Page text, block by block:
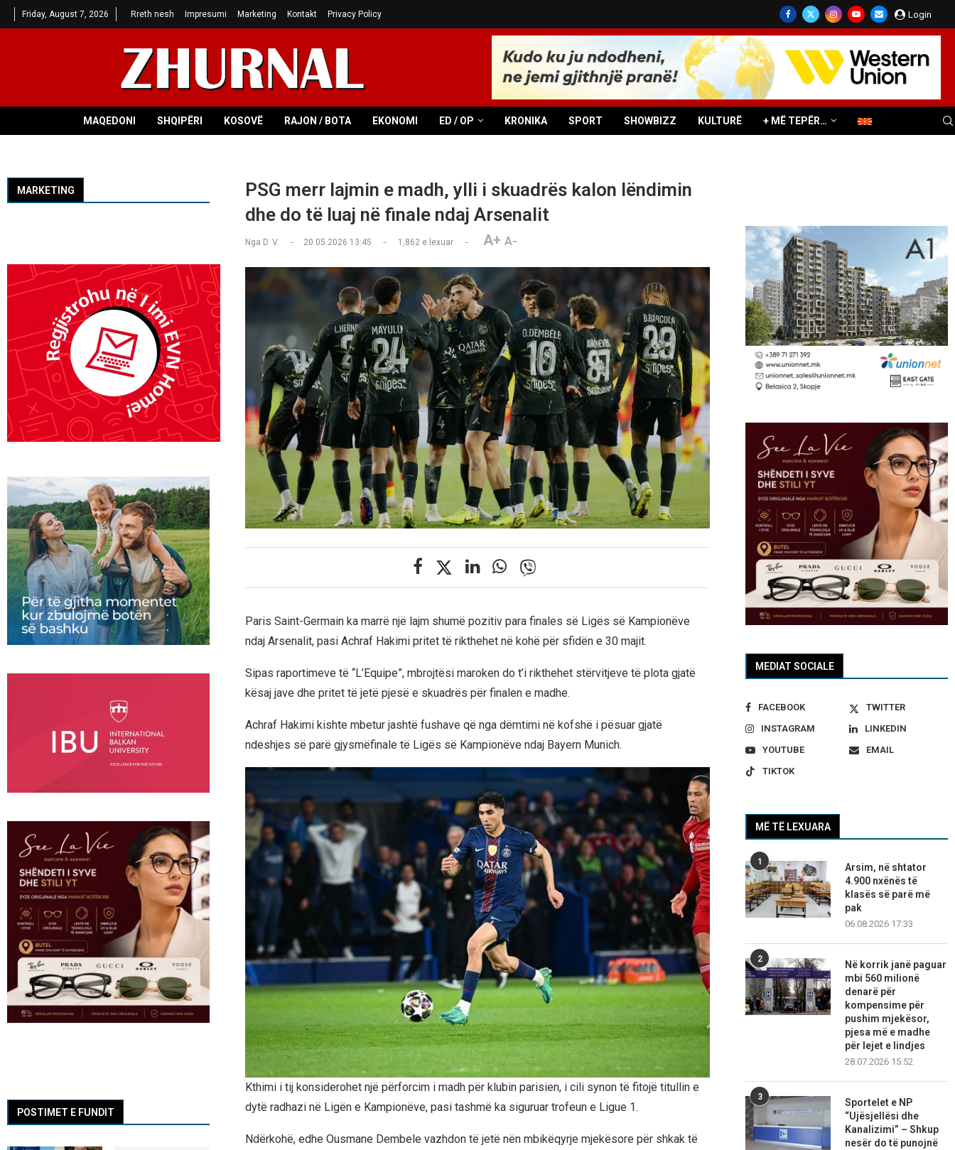
Friday, August 7, 2026 Rreth nesh Impresumi Marketing Kontakt Privacy Policy Login
MAQEDONI SHQIPËRI KOSOVË RAJON / BOTA EKONOMI ED / OP KRONIKA SPORT SHOWBIZZ KULTURË + MË TEPËR…
PSG merr lajmin e madh, ylli i skuadrës kalon lëndimin
dhe do të luaj në finale ndaj Arsenalit
Nga D. V. 20.05.2026 13:45 1,862e lexuar A+ A-
Paris Saint-Germain ka marrë një lajm shumë pozitiv para finales së Ligës së Kampionëve
ndaj Arsenalit, pasi Achraf Hakimi pritet të rikthehet në kohë për sfidën e 30 majit.
Sipas raportimeve të “L’Equipe”, mbrojtësi maroken do t’i rikthehet stërvitjeve të plota gjatë
kësaj jave dhe pritet të jetë pjesë e skuadrës për finalen e madhe.
Achraf Hakimi kishte mbetur jashtë fushave që nga dëmtimi në kofshë i pësuar gjatë
ndeshjes së parë gjysmëfinale të Ligës së Kampionëve ndaj Bayern Munich.
Kthimi i tij konsiderohet një përforcim i madh për klubin parisien, i cili synon të fitojë titullin e
dytë radhazi në Ligën e Kampionëve, pasi tashmë ka siguruar trofeun e Ligue 1.
Ndërkohë, edhe Ousmane Dembele vazhdon të jetë nën mbikëqyrje mjekësore për shkak të
MEDIAT SOCIALE
FACEBOOK
TWITTER
INSTAGRAM
LINKEDIN
YOUTUBE
EMAIL
TIKTOK
MË TË LEXUARA
1
Arsim, në shtator
4.900 nxënës të
klasës së parë më
pak
06.08.2026 17:33
2
Në korrik janë paguar
mbi 560 milionë
denarë për
kompensime për
pushim mjekësor,
pjesa më e madhe
për lejet e lindjes
28.07.2026 15:52
3
Sportelet e NP
“Ujësjellësi dhe
Kanalizimi” – Shkup
nesër do të punojnë
MARKETING
POSTIMET E FUNDIT